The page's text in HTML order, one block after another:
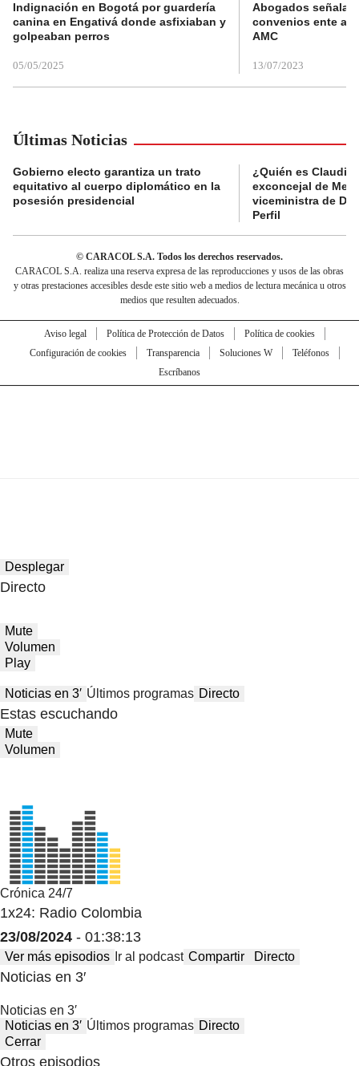
Indignación en Bogotá por guardería
canina en Engativá donde asfixiaban y
golpeaban perros
05/05/2025
Abogados
convenios ente
AMC
13/07/2023
Últimas Noticias
Gobierno electo garantiza un trato
equitativo al cuerpo diplomático en la
posesión presidencial
¿Quién es Claudia
exconcejal de
viceministra de
Perfil
© CARACOL S.A. Todos los derechos reservados.
CARACOL S.A. realiza una reserva expresa de las reproducciones y usos de las obras
y otras prestaciones accesibles desde este sitio web a medios de lectura mecánica u otros
medios que resulten adecuados.
Aviso legal Política de Protección de Datos
Política de cookies
Configuración de cookies
Transparencia Soluciones W
Teléfonos
Escríbanos
Desplegar
Directo
Mute
Volumen
Play
Noticias en 3′ Últimos programas Directo
Estas escuchando
Mute
Volumen
Crónica 24/7
1x24: Radio Colombia
23/08/2024 - 01:38:13
Ver más episodios Ir al podcast Compartir Directo
Noticias en 3′
Noticias en 3′
Noticias en 3′ Últimos programas Directo
Cerrar
Otros episodios